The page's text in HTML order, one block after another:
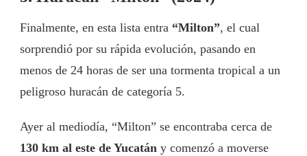
Finalmente, en esta lista entra “Milton”, el cual
sorprendió por su rápida evolución, pasando en
menos de 24 horas de ser una tormenta tropical a un
peligroso huracán de categoría 5.
Ayer al mediodía, “Milton” se encontraba cerca de
130 km al este de Yucatán y comenzó a moverse